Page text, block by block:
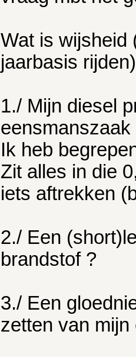
Wat is wijsheid
jaarbasis rijden)
1./ Mijn diesel
eensmanszaak
Ik heb
Zit alles in die
iets aftrekken
2./ Een
brandstof ?
3./ Een
zetten van